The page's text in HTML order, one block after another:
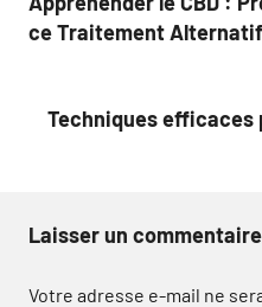
de
ce Traitement Alternatif
Techniques
Laisser un commentaire
Votre adresse e-mail ne